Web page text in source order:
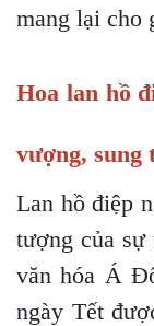
mang lại cho
Hoa lan hồ
vượng, sung
Lan hồ điệp
tượng của
văn hóa Á
ngày Tết